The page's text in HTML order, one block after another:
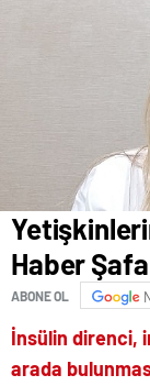
Haber
ABONE OL
İnsülin direnci,
arada